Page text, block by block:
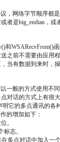
，网络字节顺序
者是big_endian，
和
之前不需要由应用
当有数据到来时，
一般的方式使用不
对话的方式上有很
它的多点通讯的各
的增加如下：
。
志。
多点对话中加入一个